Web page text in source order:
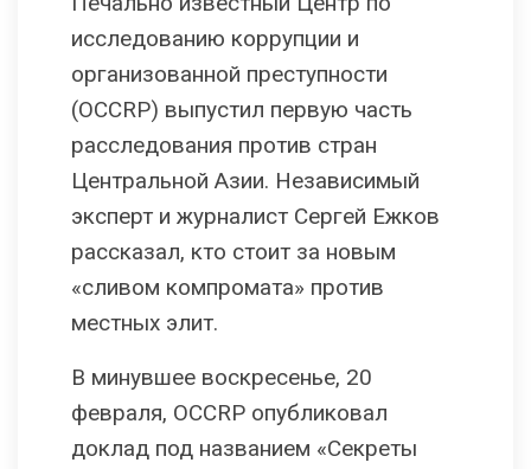
исследованию коррупции и
организованной преступности
(OCCRP) выпустил первую часть
расследования против стран
Центральной Азии. Независимый
эксперт и журналист Сергей Ежков
рассказал, кто стоит за новым
«сливом компромата» против
местных элит.
В минувшее воскресенье, 20
февраля, OCCRP опубликовал
доклад под названием «Секреты